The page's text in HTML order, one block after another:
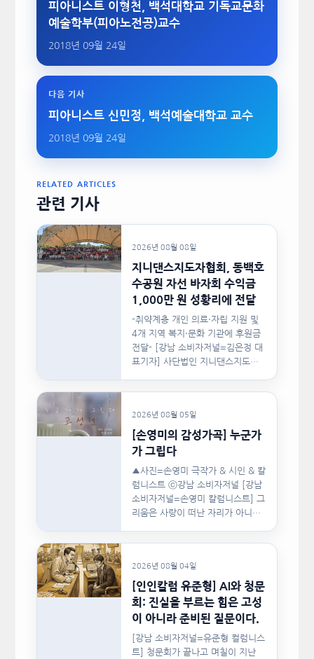
피아니스트 이형천, 백석대학교 기독교문화
예술학부(피아노전공)교수
2018년 09월 24일
다음 기사
피아니스트 신민정, 백석예술대학교 교수
2018년 09월 24일
RELATED ARTICLES
관련 기사
2026년 08월 08일
지니댄스지도자협회, 동백호
수공원 자선 바자회 수익금
1,000만 원 성황리에 전달
-취약계층 개인 의료·자립 지원 및
4개 지역 복지·문화 기관에 후원금
전달- [강남 소비자저널=김은정 대
표기자] 사단법인 지니댄스지도자
지난…
2026년 08월 05일
[손영미의 감성가곡] 누군가
가 그립다
▲사진=손영미 극작가 & 시인 & 칼
럼니스트 ⓒ강남 소비자저널 [강남
소비자저널=손영미 칼럼니스트] 그
리움은 사랑이 떠난 자리가 아니라,
2026년 08월 04일
[인인칼럼 유준형] AI와 청문
회: 진실을 부르는 힘은 고성
이 아니라 준비된 질문이다.
[강남 소비자저널=유준형 컬럼니스
트] 청문회가 끝나고 며칠이 지난